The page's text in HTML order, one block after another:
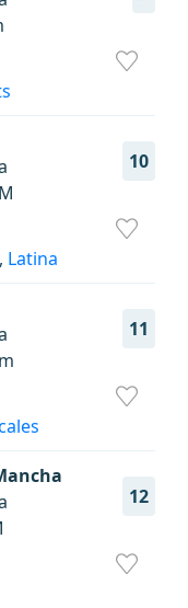
10
, Latina
11
12